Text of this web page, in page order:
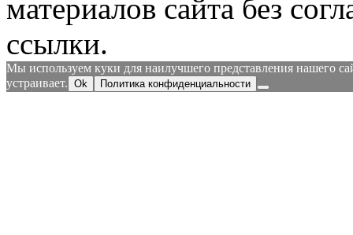
материалов сайта без
ссылки.
Мы используем куки для наилучшего представления нашего
устраивает. Ok Политика конфиденциальности